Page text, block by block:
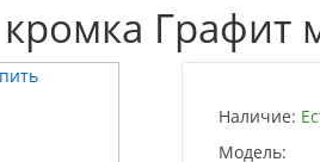
Графит
Наличие:
Модель: